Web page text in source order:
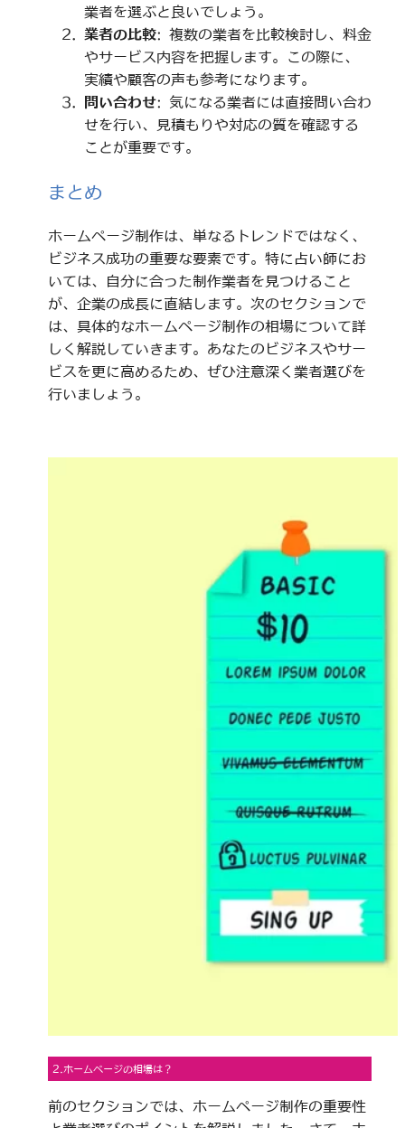
業者を選ぶと良いでしょう。
業者の比較: 複数の業者を比較検討し、料金
やサービス内容を把握します。この際に、
実績や顧客の声も参考になります。
問い合わせ: 気になる業者には直接問い合わ
せを行い、見積もりや対応の質を確認する
ことが重要です。
まとめ
ホームページ制作は、単なるトレンドではなく、
ビジネス成功の重要な要素です。特に占い師にお
いては、自分に合った制作業者を見つけること
が、企業の成長に直結します。次のセクションで
は、具体的なホームページ制作の相場について詳
しく解説していきます。あなたのビジネスやサー
ビスを更に高めるため、ぜひ注意深く業者選びを
行いましょう。
2.ホームページの相場は？
前のセクションでは、ホームページ制作の重要性